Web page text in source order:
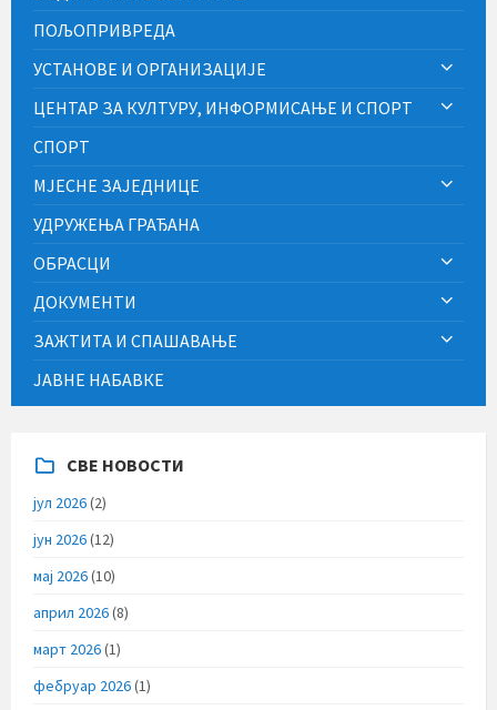
ПОЉОПРИВРЕДА
УСТАНОВЕ И ОРГАНИЗАЦИЈЕ
ЦЕНТАР ЗА КУЛТУРУ, ИНФОРМИСАЊЕ И СПОРТ
СПОРТ
МЈЕСНЕ ЗАЈЕДНИЦЕ
УДРУЖЕЊА ГРАЂАНА
ОБРАСЦИ
ДОКУМЕНТИ
ЗАЖТИТА И СПАШАВАЊЕ
ЈАВНЕ НАБАВКЕ
СВЕ НОВОСТИ
јул 2026(2)
јун 2026(12)
мај 2026(10)
април 2026(8)
март 2026(1)
фебруар 2026(1)